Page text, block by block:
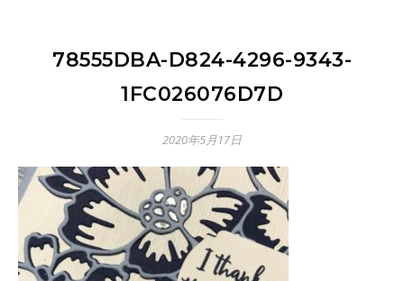
78555DBA-D824-4296-9343-
1FC026076D7D
2020年5月17日